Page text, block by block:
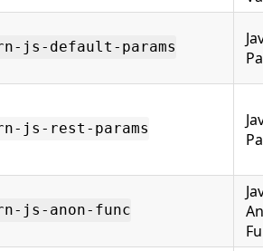
js-default-params
js-rest-params
js-anon-func